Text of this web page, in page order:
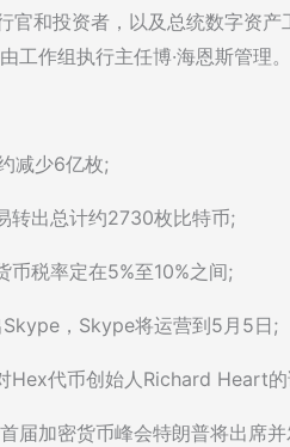
官和投资者，以及总统数字资
工作组执行主任博·海恩斯管理。
减少6亿枚;
转出总计约2730枚比特币;
币税率定在5%至10%之间;
，Skype将运营到5月5日;
Hex代币创始人Richard Heart
届加密货币峰会特朗普将出席并